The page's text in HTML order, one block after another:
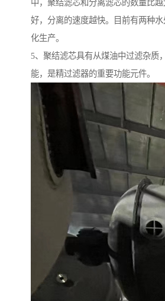
中，聚结滤芯和分离滤芯的数量比
好，分离的速度越快。目前有两种
化生产。
5、聚结滤芯具有从煤油中过滤杂质
能，是精过滤器的重要功能元件。